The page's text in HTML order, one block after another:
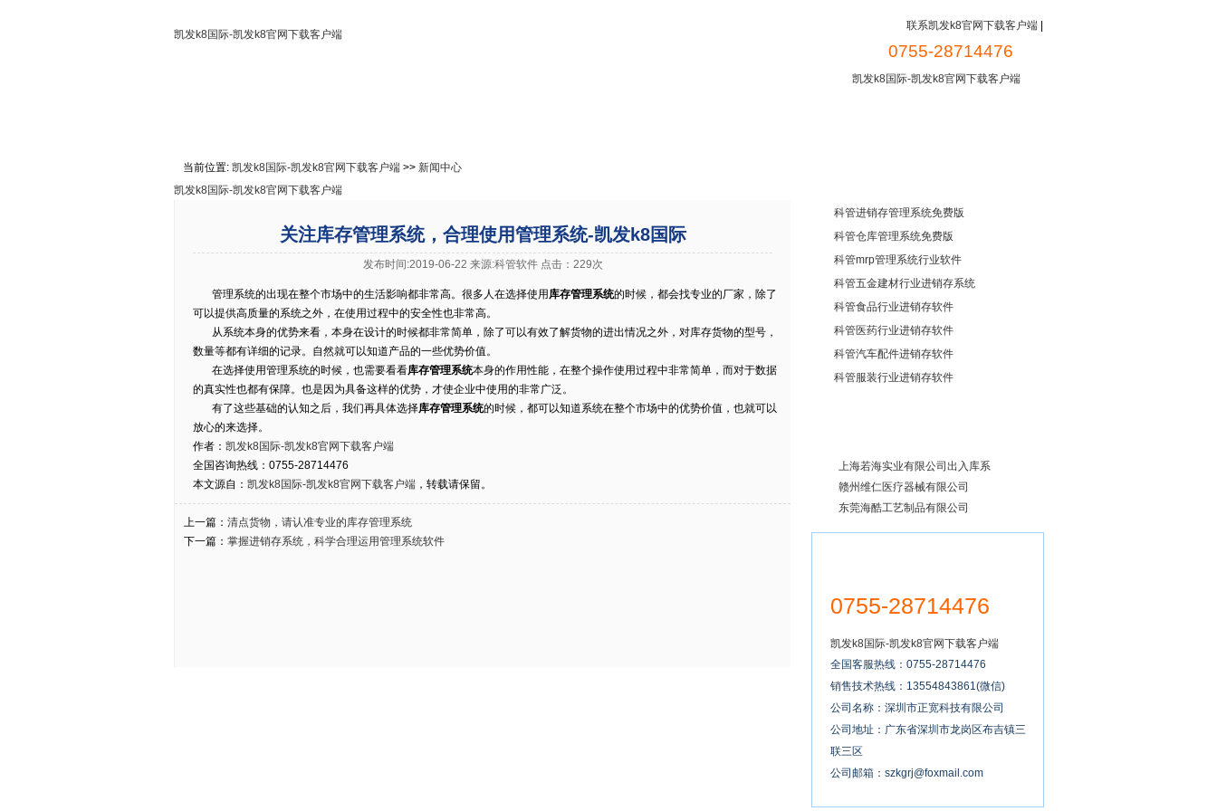
凯发k8国际-凯发k8官网下载客户端
联系凯发k8官网下载客户端
0755-28714476
凯发k8国际-凯发k8官网下载客户端
当前位置: 凯发k8国际-凯发k8官网下载客户端 >> 新闻中心
凯发k8国际-凯发k8官网下载客户端
关注库存管理系统，合理使用管理系统-凯发k8国际
发布时间:2019-06-22 来源:科管软件 点击：229次
管理系统的出现在整个市场中的生活影响都非常高。很多人在选择使用 库存管理系统的时候，都会找专业的厂家，除了
可以提供高质量的系统之外，在使用过程中的安全性也非常高。
从系统本身的优势来看，本身在设计的时候都非常简单，除了可以有效了解货物的进出情况之外，对库存货物的型号，
数量等都有详细的记录。自然就可以知道产品的一些优势价值。
在选择使用管理系统的时候，也需要看看库存管理系统本身的作用性能，在整个操作使用过程中非常简单，而对于数据
的真实性也都有保障。也是因为具备这样的优势，才使企业中使用的非常广泛。
有了这些基础的认知之后，我们再具体选择库存管理系统的时候，都可以知道系统在整个市场中的优势价值，也就可以
放心的来选择。
作者： 凯发k8国际-凯发k8官网下载客户端
全国咨询热线：0755-28714476
本文源自： 凯发k8国际-凯发k8官网下载客户端 ，转载请保留。
上一篇： 清点货物，请认准专业的库存管理系统
下一篇： 掌握进销存系统，科学合理运用管理系统软件
科管进销存管理系统免费版
科管仓库管理系统免费版
科管mrp管理系统行业软件
科管五金建材行业进销存系统
科管食品行业进销存软件
科管医药行业进销存软件
科管汽车配件进销存软件
科管服装行业进销存软件
上海若海实业有限公司出入库系
统全面实施
赣州维仁医疗器械有限公司
东莞海酷工艺制品有限公司
0755-28714476
凯发k8国际-凯发k8官网下载客户端
全国客服热线：0755-28714476
销售技术热线：13554843861(微信)
公司名称：深圳市正宽科技有限公司
公司地址：广东省深圳市龙岗区布吉镇三
联三区
公司邮箱： szkgrj@foxmail.com